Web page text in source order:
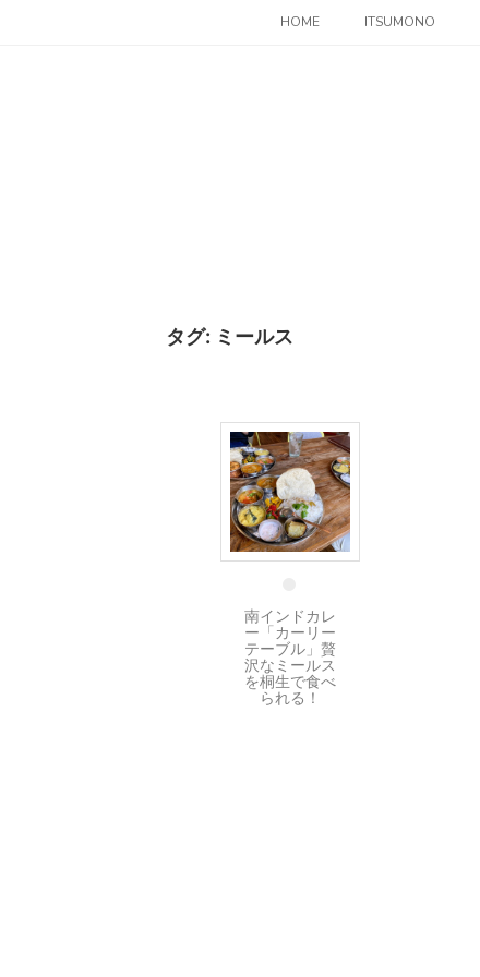
HOME ITSUMONO
タグ: ミールス
18 8月
南インドカレ
ー「カーリー
テーブル」贅
沢なミールス
を桐生で食べ
られる！